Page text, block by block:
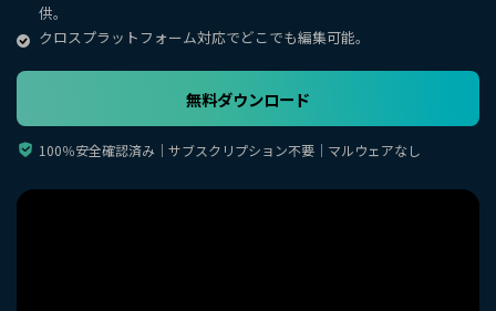
ビデオソリューション
動画編集のコツ
サポート
カスタマーサポート
検索
供。
クロスプラットフォーム対応でどこでも編集可能。
無料ダウンロード
100％安全確認済み｜サブスクリプション不要｜マルウェアなし